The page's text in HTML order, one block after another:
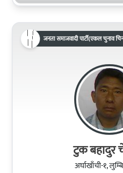
जनता समाजवादी पार्टी(एकल चुनाव
टुक बहादुर
अर्घाखाँची-१,